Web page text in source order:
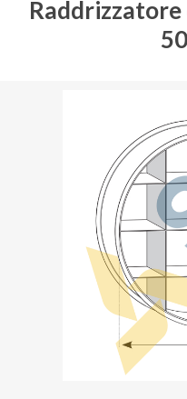
REGISTRATI